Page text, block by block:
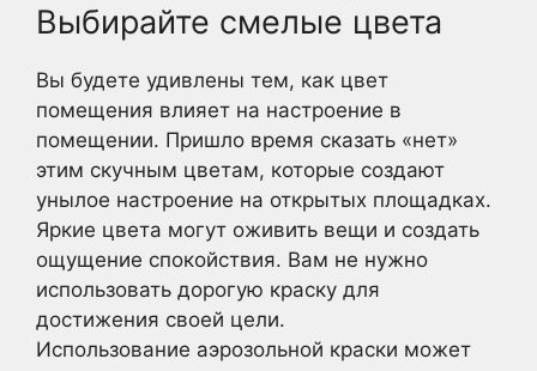
Выбирайте смелые цвета
Вы будете удивлены тем, как цвет
помещения влияет на настроение в
помещении. Пришло время сказать «нет»
этим скучным цветам, которые создают
унылое настроение на открытых площадках.
Яркие цвета могут оживить вещи и создать
ощущение спокойствия. Вам не нужно
использовать дорогую краску для
достижения своей цели.
Использование аэрозольной краски может